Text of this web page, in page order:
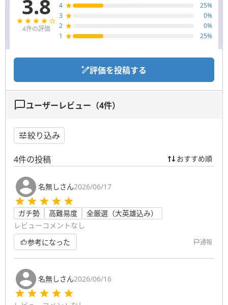
3.8
4件の評価
4
25%
3
0%
2
0%
1
25%
評価を投稿する
ユーザーレビュー（4件）
絞り込み
4件の投稿 おすすめ順
名無しさん2026/06/17
ガチ勢 高難易度
全厳選（大英雄込み）
レビューコメントなし
参考になった
通報
名無しさん2026/06/16